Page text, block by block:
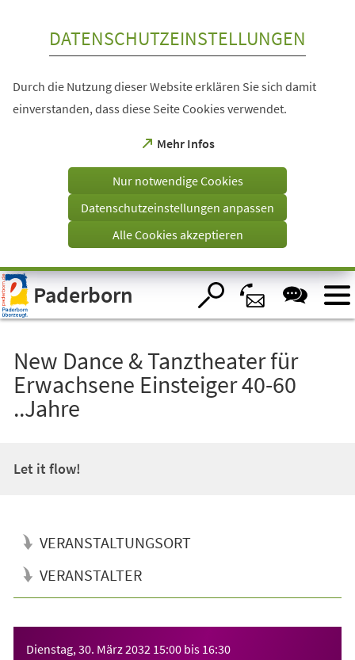
Visuelle
Assistenzsoftware
öffnen.
DATENSCHUTZEINSTELLUNGEN
Durch die Nutzung dieser Website erklären Sie sich damit
einverstanden, dass diese Seite Cookies verwendet.
Mehr Infos
(Öffnet
einem
Tab)
Nur notwendige Cookies
Datenschutzeinstellungen anpassen
Alle Cookies akzeptieren
Paderborn
New Dance & Tanztheater für
Erwachsene Einsteiger 40-60
..Jahre
Let it flow!
VERANSTALTUNGSORT
VERANSTALTER
Dienstag, 30. März 2032 15:00 bis 16:30